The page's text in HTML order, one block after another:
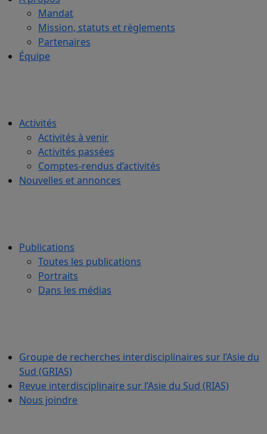
Mandat
Mission, statuts et règlements
Partenaires
Équipe
Activités
Activités à venir
Activités passées
Comptes-rendus d’activités
Nouvelles et annonces
Publications
Toutes les publications
Portraits
Dans les médias
Groupe de recherches interdisciplinaires sur l’Asie du
Sud (GRIAS)
Revue interdisciplinaire sur l’Asie du Sud (RIAS)
Nous joindre